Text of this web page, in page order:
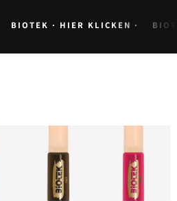
BIOTEK · HIER KLICKEN ·